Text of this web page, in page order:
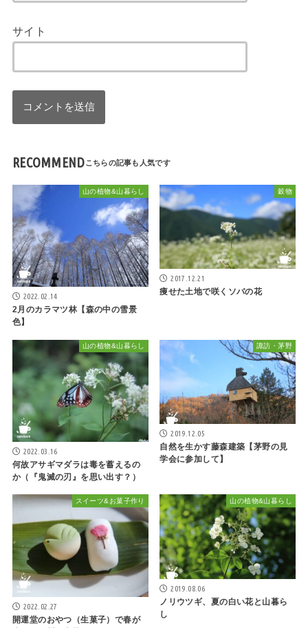
サイト
RECOMMEND
山の植物&山暮らし
2022.02.14
2月のカラマツ林【森の中の雪景
色】
穀物
2017.12.21
痩せた土地で咲くソバの花
山の植物&山暮らし
2022.03.16
何故アサギマダラは毒を蓄えるの
か（『鬼滅の刃』を思い出す？）
諏訪・茅野
2019.12.05
自然を生かす藤森建築【茅野の見
学会に参加して】
スイーツ&お菓子作り
2022.02.27
開運堂のおやつ（生菓子）で春が
山の植物&山暮らし
2019.08.06
ノリウツギ、夏の白い花と山暮ら
し